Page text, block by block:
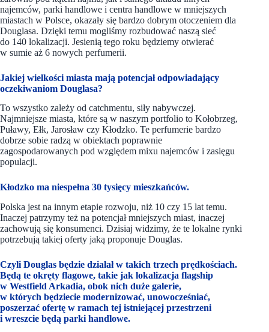
najemców, parki handlowe i centra handlowe w mniejszych
miastach w Polsce, okazały się bardzo dobrym otoczeniem dla
Douglasa. Dzięki temu mogliśmy rozbudować naszą sieć
do 140 lokalizacji. Jesienią tego roku będziemy otwierać
w sumie aż 6 nowych perfumerii.
Jakiej wielkości miasta mają potencjał odpowiadający
oczekiwaniom Douglasa?
To wszystko zależy od catchmentu, siły nabywczej.
Najmniejsze miasta, które są w naszym portfolio to Kołobrzeg,
Puławy, Ełk, Jarosław czy Kłodzko. Te perfumerie bardzo
dobrze sobie radzą w obiektach poprawnie
zagospodarowanych pod względem mixu najemców i zasięgu
populacji.
Kłodzko ma niespełna 30 tysięcy mieszkańców.
Polska jest na innym etapie rozwoju, niż 10 czy 15 lat temu.
Inaczej patrzymy też na potencjał mniejszych miast, inaczej
zachowują się konsumenci. Dzisiaj widzimy, że te lokalne rynki
potrzebują takiej oferty jaką proponuje Douglas.
Czyli Douglas będzie działał w takich trzech prędkościach.
Będą te okręty flagowe, takie jak lokalizacja flagship
w Westfield Arkadia, obok nich duże galerie,
w których będziecie modernizować, unowocześniać,
poszerzać ofertę w ramach tej istniejącej przestrzeni
i wreszcie będą parki handlowe.